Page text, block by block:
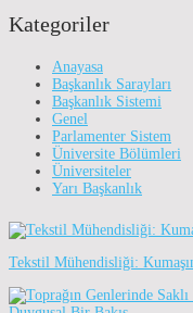
Kategoriler
Anayasa
Başkanlık Sarayları
Başkanlık Sistemi
Genel
Parlamenter Sistem
Üniversite Bölümleri
Üniversiteler
Yarı Başkanlık
Tekstil Mühendisliği: